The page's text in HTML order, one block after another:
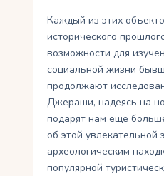
Каждый из этих
исторического
возможности для
социальной жизни
продолжают
Джераши, надеясь на
подарят нам еще
об этой увлекательной
археологическим
популярной